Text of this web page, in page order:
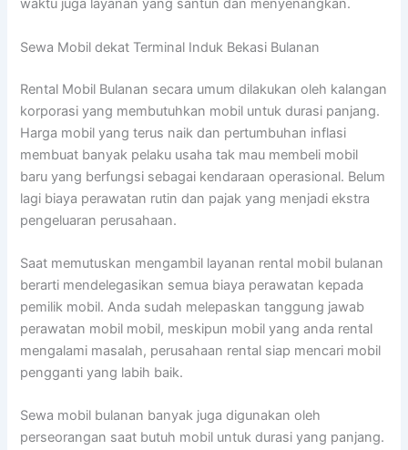
waktu juga layanan yang santun dan menyenangkan.
Sewa Mobil dekat Terminal Induk Bekasi Bulanan
Rental Mobil Bulanan secara umum dilakukan oleh kalangan
korporasi yang membutuhkan mobil untuk durasi panjang.
Harga mobil yang terus naik dan pertumbuhan inflasi
membuat banyak pelaku usaha tak mau membeli mobil
baru yang berfungsi sebagai kendaraan operasional. Belum
lagi biaya perawatan rutin dan pajak yang menjadi ekstra
pengeluaran perusahaan.
Saat memutuskan mengambil layanan rental mobil bulanan
berarti mendelegasikan semua biaya perawatan kepada
pemilik mobil. Anda sudah melepaskan tanggung jawab
perawatan mobil mobil, meskipun mobil yang anda rental
mengalami masalah, perusahaan rental siap mencari mobil
pengganti yang labih baik.
Sewa mobil bulanan banyak juga digunakan oleh
perseorangan saat butuh mobil untuk durasi yang panjang.